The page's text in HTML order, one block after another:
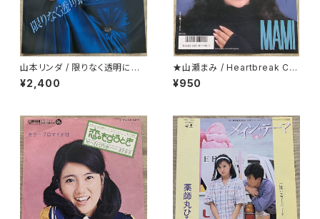
山本リンダ / 限りなく透明に近
いダンス
¥2,400
★山瀬まみ / Heartbreak Caf
e
¥950